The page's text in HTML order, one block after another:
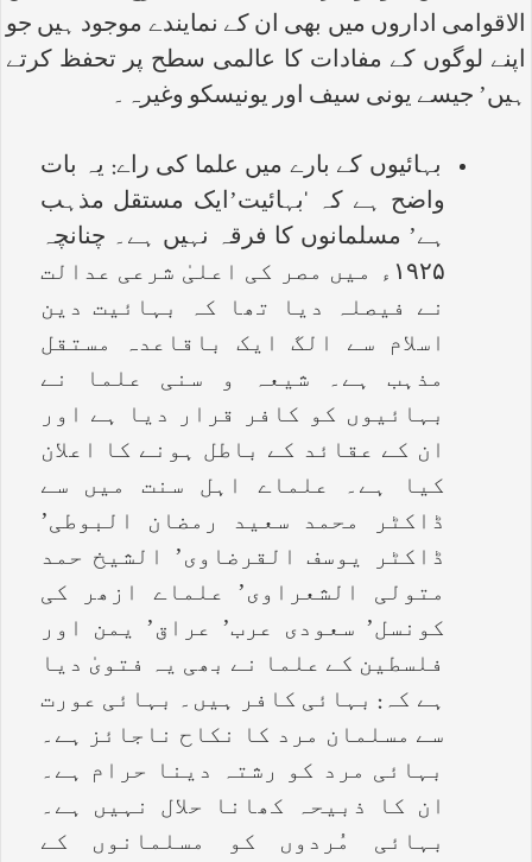
الاقوامی اداروں میں بھی ان کے نمایندے موجود ہیں جو
اپنے لوگوں کے مفادات کا عالمی سطح پر تحفظ کرتے
ہیں’ جیسے یونی سیف اور یونیسکو وغیرہ۔
بہائیوں کے بارے میں علما کی راے: یہ بات
واضح ہے کہ ‘بہائیت’ایک مستقل مذہب
ہے’ مسلمانوں کا فرقہ نہیں ہے۔ چنانچہ
۱۹۲۵ء میں مصر کی اعلیٰ شرعی عدالت
نے فیصلہ دیا تھا کہ بہائیت دین
اسلام سے الگ ایک باقاعدہ مستقل
مذہب ہے۔ شیعہ و سنی علما نے
بہائیوں کو کافر قرار دیا ہے اور
ان کے عقائد کے باطل ہونے کا اعلان
کیا ہے۔ علماے اہل سنت میں سے
ڈاکٹر محمد سعید رمضان البوطی’
ڈاکٹر یوسف القرضاوی’ الشیخ حمد
متولی الشعراوی’ علماے ازھر کی
کونسل’ سعودی عرب’ عراق’ یمن اور
فلسطین کے علما نے بھی یہ فتویٰ دیا
ہے کہ: بہائی کافر ہیں۔ بہائی عورت
سے مسلمان مرد کا نکاح ناجائز ہے۔
بہائی مرد کو رشتہ دینا حرام ہے۔
ان کا ذبیحہ کھانا حلال نہیں ہے۔
بہائی مُردوں کو مسلمانوں کے